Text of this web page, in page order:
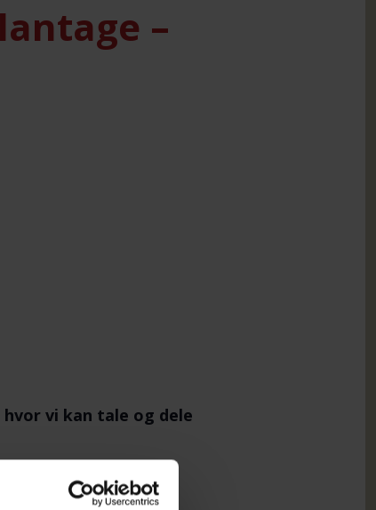
–
vi kan tale og dele